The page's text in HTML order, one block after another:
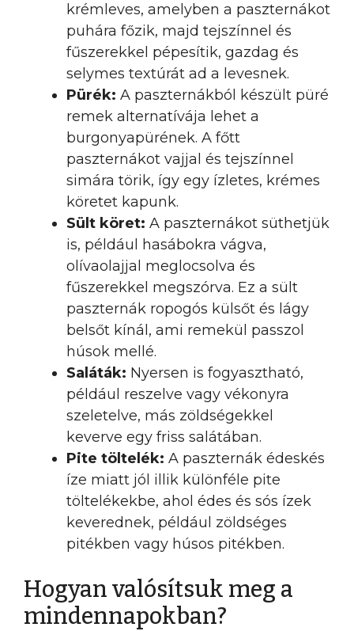
krémleves, amelyben a paszternákot
puhára főzik, majd tejszínnel és
fűszerekkel pépesítik, gazdag és
selymes textúrát ad a levesnek.
Pürék: A paszternákból készült püré
remek alternatívája lehet a
burgonyapürének. A főtt
paszternákot vajjal és tejszínnel
simára törik, így egy ízletes, krémes
köretet kapunk.
Sült köret: A paszternákot süthetjük
is, például hasábokra vágva,
olívaolajjal meglocsolva és
fűszerekkel megszórva. Ez a sült
paszternák ropogós külsőt és lágy
belsőt kínál, ami remekül passzol
húsok mellé.
Saláták: Nyersen is fogyasztható,
például reszelve vagy vékonyra
szeletelve, más zöldségekkel
keverve egy friss salátában.
Pite töltelék: A paszternák édeskés
íze miatt jól illik különféle pite
töltelékekbe, ahol édes és sós ízek
keverednek, például zöldséges
pitékben vagy húsos pitékben.
Hogyan valósítsuk meg a
mindennapokban?